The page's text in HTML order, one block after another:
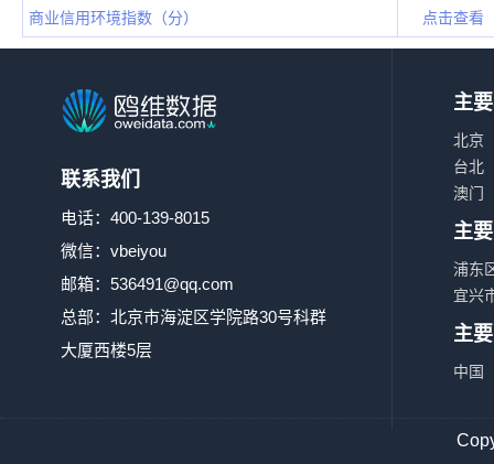
商业信用环境指数（分） 点击查看
联系我们
电话：400-139-8015
微信：vbeiyou
邮箱： 536491@qq.com
总部：北京市海淀区学院路30号科群
大厦西楼5层
主
北京
台北
澳门
主
浦东
宜兴
主
中国